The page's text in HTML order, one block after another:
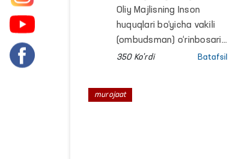
o‘tkazdi
Oliy Majlisning Inson
huquqlari bo‘yicha vakili
(ombudsman) o‘rinbosari
tomonidan navbatdagi
350 Ko'rdi Batafsil
murojaat